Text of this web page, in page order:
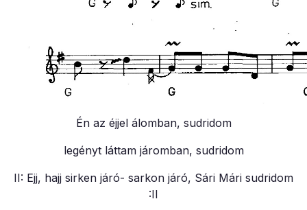
Én az éjjel álomban, sudridom
legényt láttam járomban, sudridom
II: Ejj, hajj sirken járó- sarkon járó, Sári Mári sudridom
:II